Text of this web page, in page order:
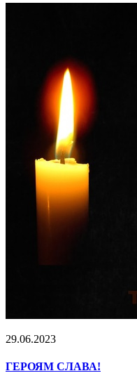
29.06.2023
ГЕРОЯМ СЛАВА!